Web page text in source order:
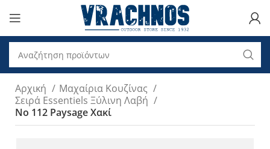
Αρχική
Μαχαίρια Κουζίνας
Σειρά Essentiels Ξύλινη Λαβή
No 112 Paysage Χακί